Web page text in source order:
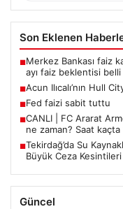
Son Eklenen
■Merkez Bankası faiz
ayı faiz beklentisi
■Acun Ilıcalı’nın Hull
■Fed faizi sabit tuttu
■CANLI | FC Ararat
ne zaman? Saat
■Tekirdağ’da Su
Büyük Ceza Kesintileri
Güncel